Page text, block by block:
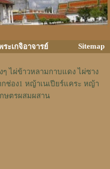
ระเกจิอาจารย์ Sitemap
ไผ่ข้าวหลามกาบแดง ไผ่ซาง
ช่อง1 หญ้าเนเปียร์แคระ หญ้า
กษตรผสมผสาน